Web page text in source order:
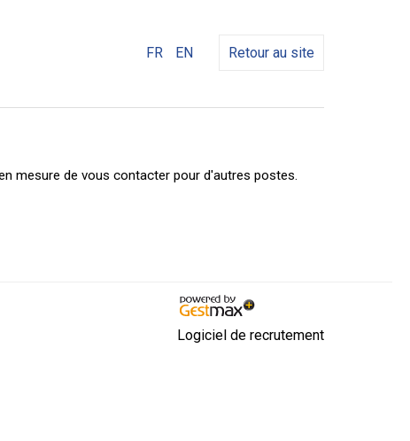
FR EN Retour au site
mesure de vous contacter pour d'autres postes.
Logiciel de recrutement